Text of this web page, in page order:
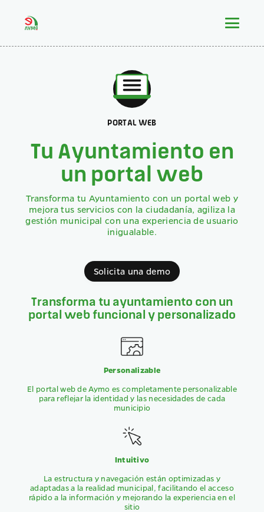
PORTAL WEB
Tu Ayuntamiento en
un portal web
Transforma tu Ayuntamiento con un portal web y
mejora tus servicios con la ciudadanía, agiliza la
gestión municipal con una experiencia de usuario
inigualable.
Solicita una demo
Transforma tu ayuntamiento con un
portal web funcional y personalizado
Personalizable
El portal web de Aymo es completamente personalizable
para reflejar la identidad y las necesidades de cada
municipio
Intuitivo
La estructura y navegación están optimizadas y
adaptadas a la realidad municipal, facilitando el acceso
rápido a la información y mejorando la experiencia en el
sitio